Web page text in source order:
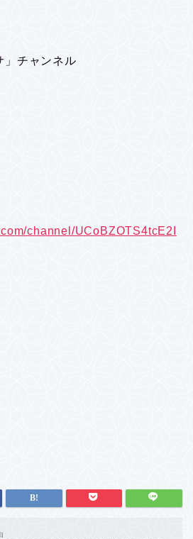
」チャンネル
channel/UCoBZOTS4tcE2I